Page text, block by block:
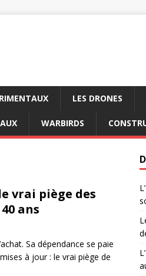
LES DRONES
WARBIRDS
vrai piège des
ans
Sa dépendance se paie
à jour : le vrai piège de